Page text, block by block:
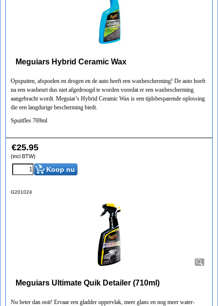
Meguiars Hybrid Ceramic Wax
Opspuiten, afspoelen en drogen en de auto heeft een waxbescherming! De auto hoeft
na een wasbeurt dus niet afgedroogd te worden voordat er een waxbescherming
aangebracht wordt. Meguiar’s Hybrid Ceramic Wax is een tijdsbesparende oplossing
die een langdurige bescherming biedt.
Spuitfles 769ml
€25.95
(incl BTW)
Koop nu
G201024
Meguiars Ultimate Quik Detailer (710ml)
Nu beter dan ooit! Ervaar een gladder oppervlak, meer glans en nog meer water-